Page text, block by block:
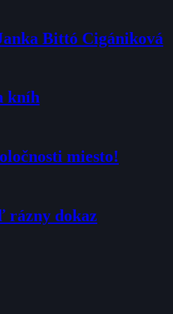
Bittó Cigániková
kníh
miesto!
rázny dokaz